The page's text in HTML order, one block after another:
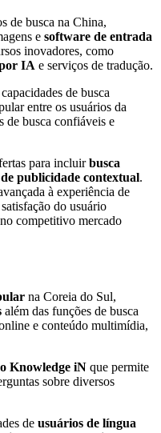
de busca na China,
e software de entrada
inovadores, como
IA e serviços de tradução.
de busca
entre os usuários da
de busca confiáveis e
para incluirbusca
publicidade contextual.
à experiência de
do usuário
competitivo mercado
na Coreia do Sul,
além das funções de busca
e conteúdo multimídia,
Knowledge iN que permite
sobre diversos
de usuários de língua